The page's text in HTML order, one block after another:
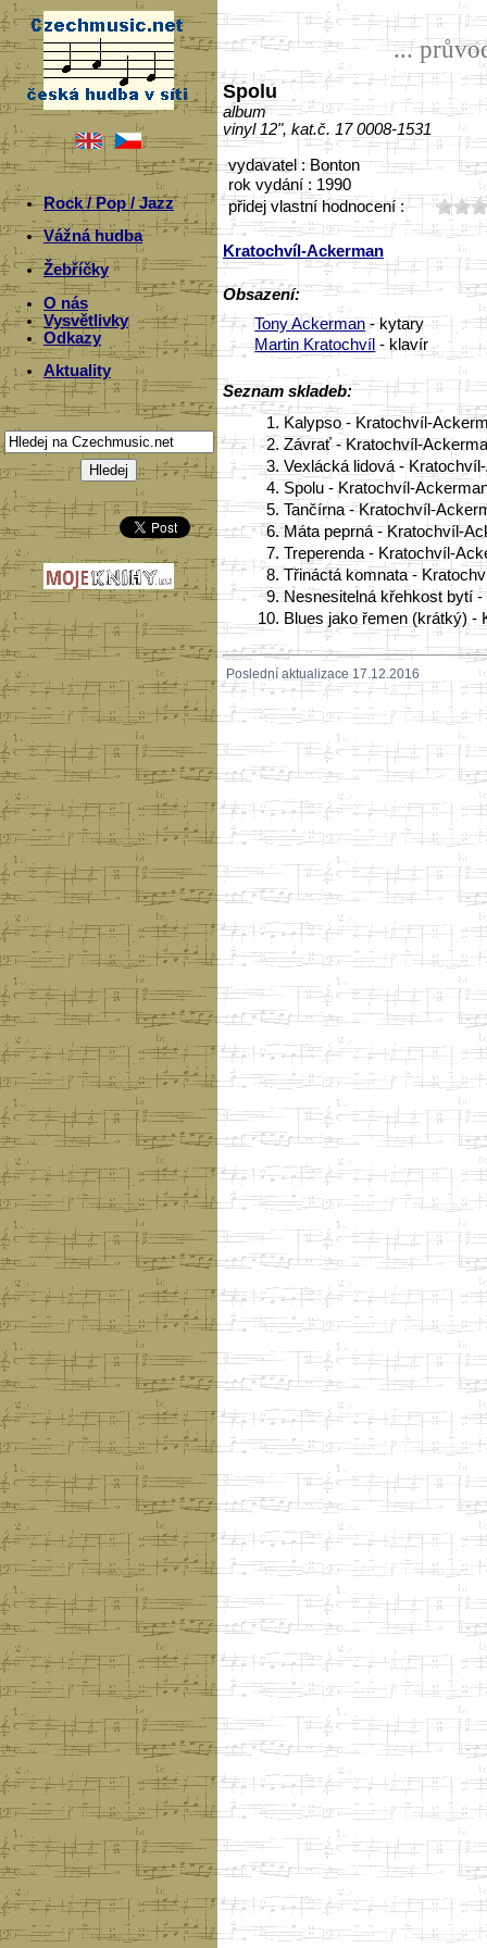
Rock / Pop / Jazz
Vážná hudba
Žebříčky
O nás
Vysvětlivky
Odkazy
Aktuality
...
Spolu
album
vinyl 12", kat.č. 17 0008-1531
vydavatel : Bonton
rok vydání : 1990
přidej vlastní hodnocení :
Kratochvíl-Ackerman
Obsazení:
Tony Ackerman- kytary
Martin Kratochvíl- klavír
Seznam skladeb:
1. Kalypso - Kratochvíl-
2. Závrať - Kratochvíl-
3. Vexlácká lidová -
4. Spolu - Kratochvíl-
5. Tančírna - Kratochvíl-
6. Máta peprná - Kratochvíl-
7. Treperenda - Kratochvíl-
8. Třináctá komnata -
9. Nesnesitelná křehkost bytí
10. Blues jako řemen (krátký) -
Poslední aktualizace 17.12.2016